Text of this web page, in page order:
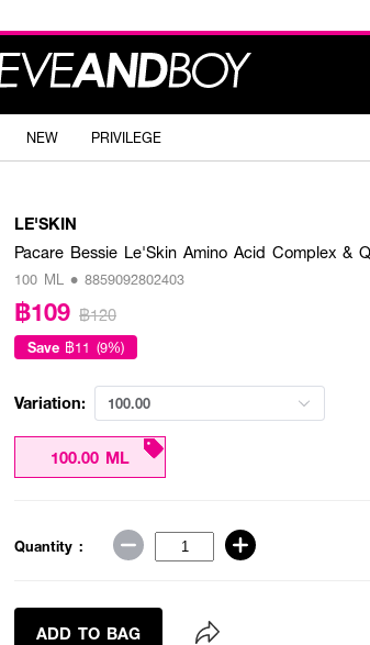
NEW PRIVILEGE
LE'SKIN
Pacare Bessie Le'Skin Amino Acid Complex &
100 ML • 8859092802403
฿109 ฿120
Save ฿11 (9%)
Variation: 100.00
100.00 ML
Quantity :
ADD TO BAG